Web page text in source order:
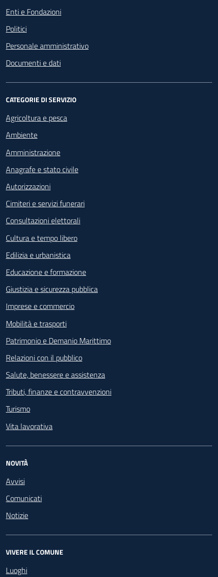
Enti e Fondazioni
Politici
Personale amministrativo
Documenti e dati
CATEGORIE DI SERVIZIO
Agricoltura e pesca
Ambiente
Amministrazione
Anagrafe e stato civile
Autorizzazioni
Cimiteri e servizi funerari
Consultazioni elettorali
Cultura e tempo libero
Edilizia e urbanistica
Educazione e formazione
Giustizia e sicurezza pubblica
Imprese e commercio
Mobilità e trasporti
Patrimonio e Demanio Marittimo
Relazioni con il pubblico
Salute, benessere e assistenza
Tributi, finanze e contravvenzioni
Turismo
Vita lavorativa
NOVITÀ
Avvisi
Comunicati
Notizie
VIVERE IL COMUNE
Luoghi